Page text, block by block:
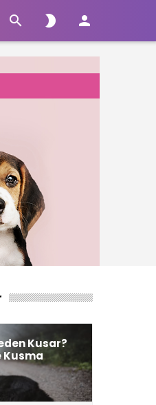
  
Kusar?
Kusma